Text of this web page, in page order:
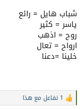
شباب هايل = رائع
ياسر = كثير
روح = اذهب
ارواح = تعال
خلينا =دعنا
ا 1 تفاعل مع هذا